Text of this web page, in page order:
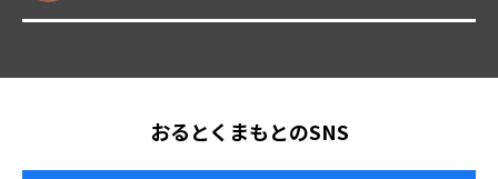
おるとくまもとのSNS